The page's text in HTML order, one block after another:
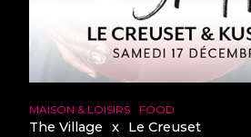
MAISON & LOISIRS FOOD
The Village x Le Creuset